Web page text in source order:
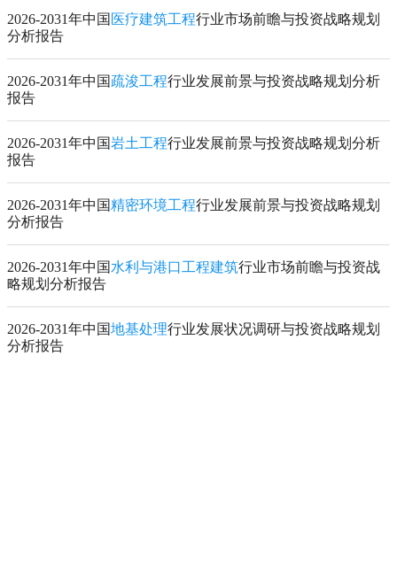
2026-2031年中国 医疗建筑工程行业市场前瞻与投资战略规划
分析报告
2026-2031年中国疏浚工程行业发展前景与投资战略规划分析
报告
2026-2031年中国岩土工程行业发展前景与投资战略规划分析
报告
2026-2031年中国精密环境工程行业发展前景与投资战略规划
分析报告
2026-2031年中国 水利与港口工程建筑行业市场前瞻与投资战
略规划分析报告
2026-2031年中国地基处理行业发展状况调研与投资战略规划
分析报告